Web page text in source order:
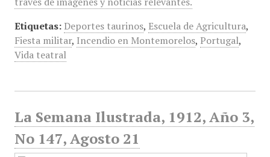
Etiquetas: Deportes taurinos, Escuela de Agricultura,
Fiesta militar, Incendio en Montemorelos, Portugal,
Vida teatral
La Semana Ilustrada, 1912, Año 3,
No 147, Agosto 21